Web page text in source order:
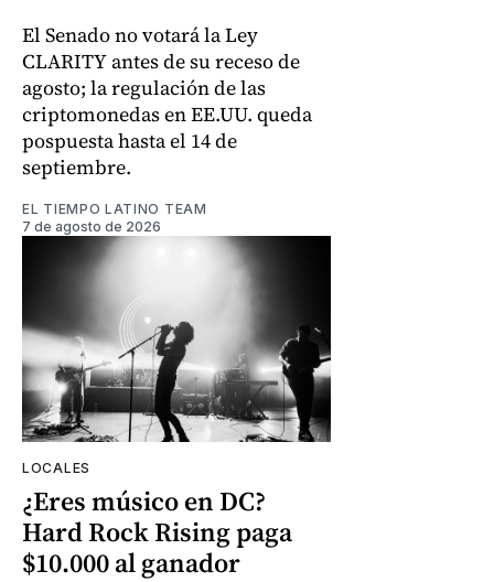
El Senado no votará la Ley
CLARITY antes de su receso de
agosto; la regulación de las
criptomonedas en EE.UU. queda
pospuesta hasta el 14 de
septiembre.
EL TIEMPO LATINO TEAM
7 de agosto de 2026
LOCALES
¿Eres músico en DC?
Hard Rock Rising paga
$10.000 al ganador